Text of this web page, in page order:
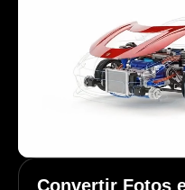
Convertir Fotos